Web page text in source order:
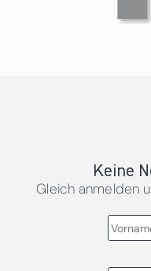
Keine
Gleich anmelden